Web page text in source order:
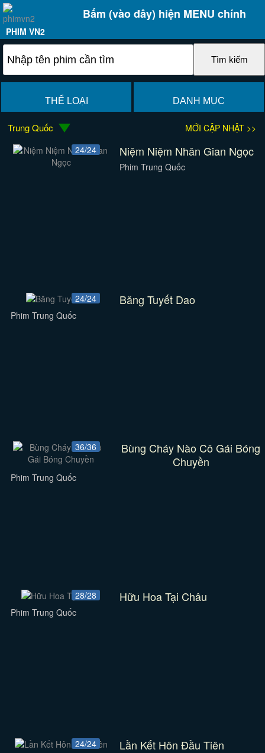
Bấm (vào đây) hiện MENU chính
PHIM VN2
THỂ LOẠI DANH MỤC
Trung Quốc
MỚI CẬP NHẬT >>
24/24
Niệm Niệm Nhân Gian Ngọc
Phim Trung Quốc
24/24 Băng Tuyết Dao
Phim Trung Quốc
36/36
Bùng Cháy Nào Cô Gái Bóng
Chuyền
Phim Trung Quốc
28/28 Hữu Hoa Tại Châu
Phim Trung Quốc
24/24 Lần Kết Hôn Đầu Tiên